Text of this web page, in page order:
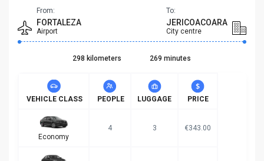
From:
FORTALEZA
Airport
To:
JERICOACOARA
City centre
298 kilometers 269 minutes
VEHICLE CLASS PEOPLE LUGGAGE PRICE
Economy
4 3 €343.00